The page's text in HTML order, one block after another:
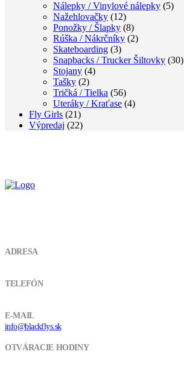
Nálepky / Vinylové nálepky (5)
Nažehlovačky (12)
Ponožky / Šlapky (8)
Rúška / Nákrčníky (2)
Skateboarding (3)
Snapbacks / Trucker Šiltovky (30)
Stojany (4)
Tašky (2)
Tričká / Tielka (56)
Uteráky / Kraťase (4)
Fly Girls (21)
Výpredaj (22)
ADRESA
TELEFÓN
E-MAIL
info@blackflys.sk
OTVÁRACIE HODINY